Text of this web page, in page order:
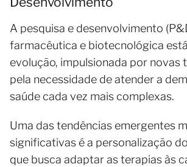
A pesquisa e desenvolvimento
farmacêutica e biotecnológica
evolução, impulsionada por novas
pela necessidade de atender a
saúde cada vez mais complexas.
Uma das tendências emergentes
significativas é a personalização
que busca adaptar as terapias às